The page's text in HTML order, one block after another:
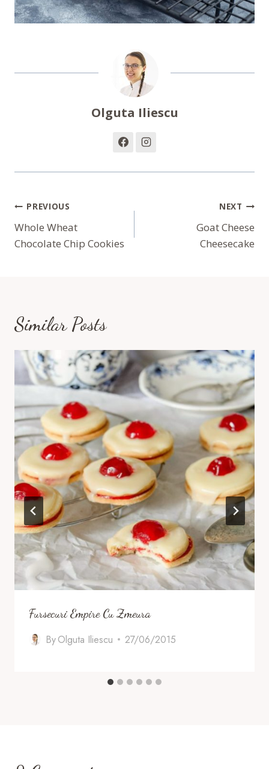
Olguta Iliescu
Navigare
În
Articole
PREVIOUS
Whole Wheat
Chocolate Chip Cookies
NEXT
Goat Cheese
Cheesecake
Similar Posts
Fursecuri Empire Cu Zmeura
ByOlguta Iliescu 27/06/2015